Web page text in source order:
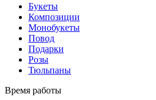
Букеты
Композиции
Монобукеты
Повод
Подарки
Розы
Тюльпаны
Время работы